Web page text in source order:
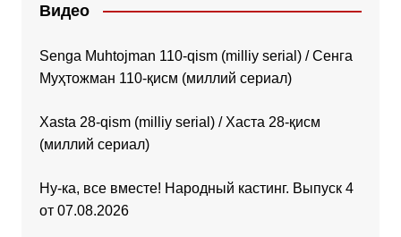
Видео
Senga Muhtojman 110-qism (milliy serial) / Сенга
Муҳтожман 110-қисм (миллий сериал)
Xasta 28-qism (milliy serial) / Хаста 28-қисм
(миллий сериал)
Ну-ка, все вместе! Народный кастинг. Выпуск 4
от 07.08.2026